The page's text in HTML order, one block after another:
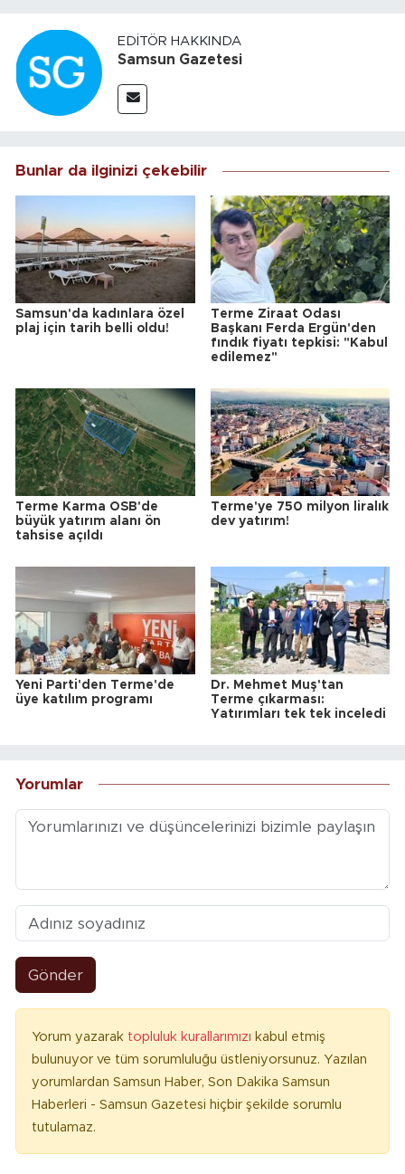
EDITÖR HAKKINDA
Samsun Gazetesi
Bunlar da ilginizi çekebilir
Samsun'da kadınlara özel
plaj için tarih belli oldu!
Terme Ziraat Odası
Başkanı Ferda Ergün'den
fındık fiyatı tepkisi: "Kabul
edilemez"
Terme Karma OSB'de
büyük yatırım alanı ön
tahsise açıldı
Terme'ye 750 milyon liralık
dev yatırım!
Yeni Parti'den Terme'de
üye katılım programı
Dr. Mehmet Muş'tan
Terme çıkarması:
Yatırımları tek tek inceledi
Yorumlar
Gönder
Yorum yazarak topluluk kurallarımızı kabul etmiş
bulunuyor ve tüm sorumluluğu üstleniyorsunuz. Yazılan
yorumlardan Samsun Haber, Son Dakika Samsun
Haberleri - Samsun Gazetesi hiçbir şekilde sorumlu
tutulamaz.